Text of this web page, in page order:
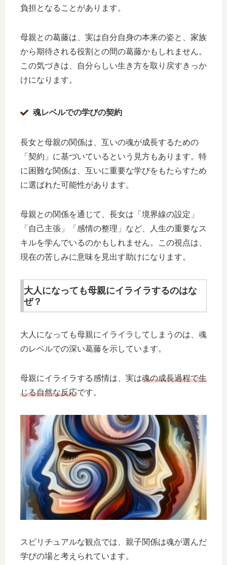
負担となることがあります。
母親との葛藤は、実は自分自身の本来の姿と、家族
から期待される役割との間の葛藤かもしれません。
この気づきは、自分らしい生き方を取り戻すきっか
けになります。
魂レベルでの学びの契約
長女と母親の関係は、互いの魂が成長するための
「契約」に基づいているという見方もあります。特
に困難な関係は、互いに重要な学びをもたらすため
に選ばれた可能性があります。
母親との関係を通じて、長女は「境界線の設定」
「自己主張」「感情の整理」など、人生の重要なス
キルを学んでいるのかもしれません。この視点は、
現在の苦しみに意味を見出す助けになります。
大人になっても母親にイライラするのはな
ぜ？
大人になっても母親にイライラしてしまうのは、魂
のレベルでの深い葛藤を示しています。
母親にイライラする感情は、実は魂の成長過程で生
じる自然な反応です。
スピリチュアルな観点では、親子関係は魂が選んだ
学びの場と考えられています。